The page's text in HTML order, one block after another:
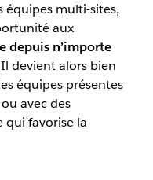
équipes multi-sites,
aux
depuis n’importe
devient alors bien
équipes présentes
avec des
qui favorise la